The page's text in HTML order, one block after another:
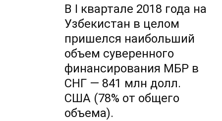
В I квартале 2018 года на
Узбекистан в целом
пришелся наибольший
объем суверенного
финансирования МБР в
СНГ — 841 млн долл.
США (78% от общего
объема).